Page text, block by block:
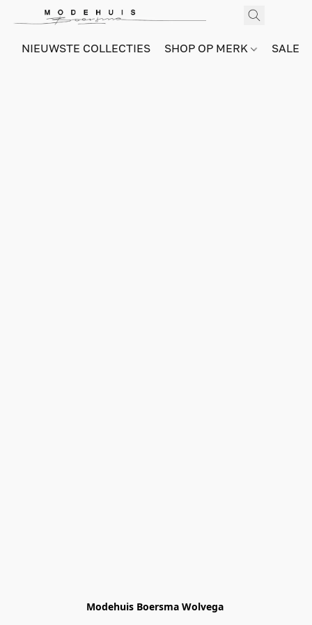
NIEUWSTE COLLECTIES SHOP OP MERK SALE
Modehuis Boersma Wolvega